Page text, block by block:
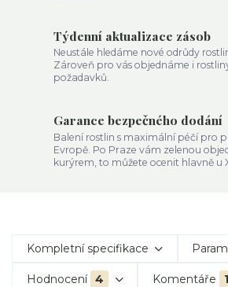
Týdenní aktualizace zásob
Neustále hledáme nové odrůdy
Zároveň pro vás objednáme i
požadavků.
Garance bezpečného dodání
Balení rostlin s maximální péčí pro
Evropě. Po Praze vám zelenou
kurýrem, to můžete ocenit hlavně u
Kompletní specifikace
Hodnocení 4 Komentáře 1